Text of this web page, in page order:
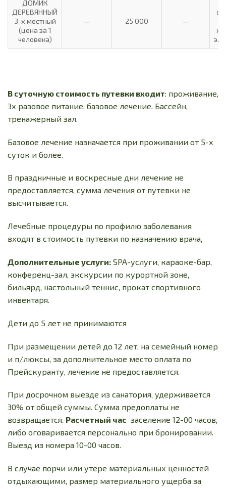
ДОМИК
ДЕРЕВЯННЫЙ
3-х местный
(цена за 1
человека)
— 25 000 —
В суточную стоимость путевки входит: проживание,
3х разовое питание, базовое лечение. Бассейн,
тренажерный зал.
Базовое лечение назначается при проживании от 5-х
суток и более.
В праздничные и воскресные дни лечение не
предоставляется, сумма лечения от путевки не
высчитывается.
Лечебные процедуры по профилю заболевания
входят в стоимость путевки по назначению врача,
Дополнительные услуги: SPA-услуги, караоке-бар,
конференц-зал, экскурсии по курортной зоне,
бильярд, настольный теннис, прокат спортивного
инвентаря.
Дети до 5 лет не принимаются
При размещении детей до 12 лет, на семейный номер
и п/люксы, за дополнительное место оплата по
Прейскуранту, лечение не предоставляется.
При досрочном выезде из санатория, удерживается
30% от общей суммы. Сумма предоплаты не
возвращается. Расчетный час заселение 12-00 часов,
либо оговаривается персонально при бронировании.
Выезд из номера 10-00 часов.
В случае порчи или утере материальных ценностей
отдыхающими, размер материального ущерба за